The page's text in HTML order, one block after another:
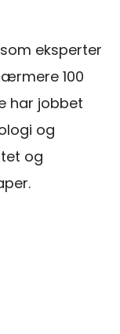
eksperter
100
har jobbet
og
og